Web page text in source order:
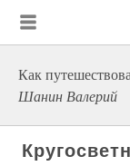
Как
Шанин Валерий